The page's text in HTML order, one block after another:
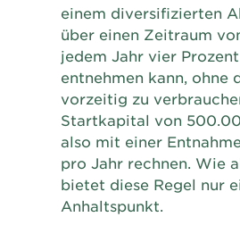
einem diversifizierten
über einen Zeitraum
jedem Jahr vier
entnehmen kann, ohne
vorzeitig zu
Startkapital von
also mit einer
pro Jahr rechnen. Wie
bietet diese Regel nur
Anhaltspunkt.